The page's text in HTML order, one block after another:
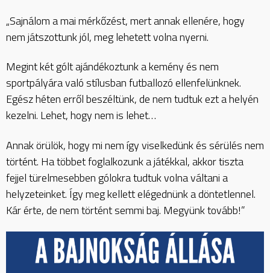
„Sajnálom a mai mérkőzést, mert annak ellenére, hogy
nem játszottunk jól, meg lehetett volna nyerni.
Megint két gólt ajándékoztunk a kemény és nem
sportpályára való stílusban futballozó ellenfelünknek.
Egész héten erről beszéltünk, de nem tudtuk ezt a helyén
kezelni. Lehet, hogy nem is lehet…
Annak örülök, hogy mi nem így viselkedünk és sérülés nem
történt. Ha többet foglalkozunk a játékkal, akkor tiszta
fejjel türelmesebben gólokra tudtuk volna váltani a
helyzeteinket. Így meg kellett elégednünk a döntetlennel.
Kár érte, de nem történt semmi baj. Megyünk tovább!”